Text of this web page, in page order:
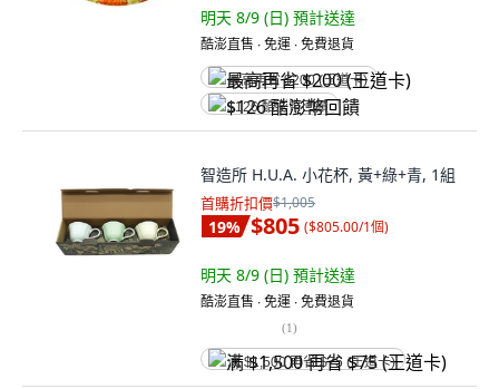
明天 8/9 (日) 預計送達
酷澎直售 ∙ 免運 ∙ 免費退貨
最高再省 $200 (王道卡)
$126 酷澎幣回饋
智造所 H.U.A. 小花杯, 黃+綠+青, 1組
首購折扣價$1,005
19% $805 ($805.00/1個)
明天 8/9 (日) 預計送達
酷澎直售 ∙ 免運 ∙ 免費退貨
(1)
满 $1,500 再省 $75 (王道卡)